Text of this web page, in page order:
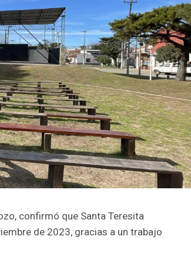
confirmó que Santa Teresita
de 2023, gracias a un trabajo